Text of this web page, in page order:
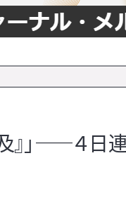
」――４日連